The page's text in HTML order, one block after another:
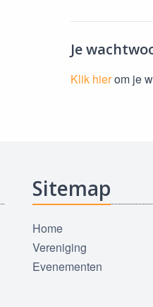
Je
Klik hierom je
Sitemap
Home
Vereniging
Evenementen